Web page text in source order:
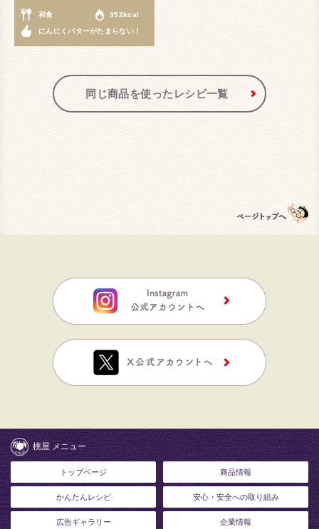
和食 352kcal
にんにくバターがたまらない！
同じ商品を使ったレシピ一覧
桃屋 メニュー
トップページ 商品情報
かんたんレシピ 安心・安全への取り組み
広告ギャラリー 企業情報